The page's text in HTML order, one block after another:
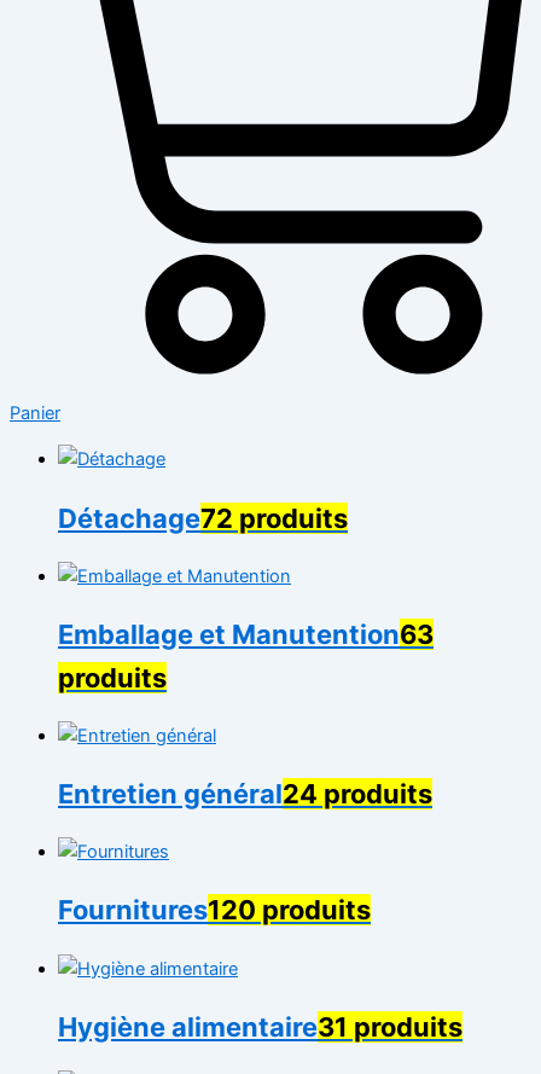
Panier
Détachage72 produits
Emballage et Manutention63
produits
Entretien général24 produits
Fournitures120 produits
Hygiène alimentaire31 produits